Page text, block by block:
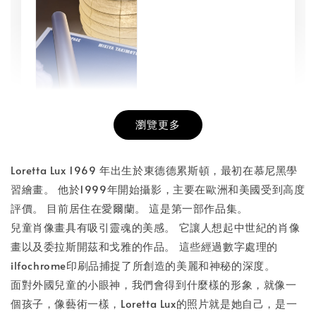
NT$ 50
NT$ 100
- +
加入購物車
瀏覽更多
Loretta Lux 1969 年出生於東德德累斯頓，最初在慕尼黑學
習繪畫。 他於1999年開始攝影，主要在歐洲和美國受到高度
評價。 目前居住在愛爾蘭。 這是第一部作品集。
兒童肖像畫具有吸引靈魂的美感。 它讓人想起中世紀的肖像
畫以及委拉斯開茲和戈雅的作品。 這些經過數字處理的
ilfochrome印刷品捕捉了所創造的美麗和神秘的深度。
面對外國兒童的小眼神，我們會得到什麼樣的形象，就像一
個孩子，像藝術一樣，Loretta Lux的照片就是她自己，是一